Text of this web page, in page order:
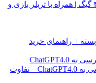
۱۰ بازی پیشنهادی برای رم زیر ۴ گیگ | همراه با تریلر بازی و
GPT-4 معرفی شد، نحوه دسترسی به ChatGPT4.0 – تفاوت